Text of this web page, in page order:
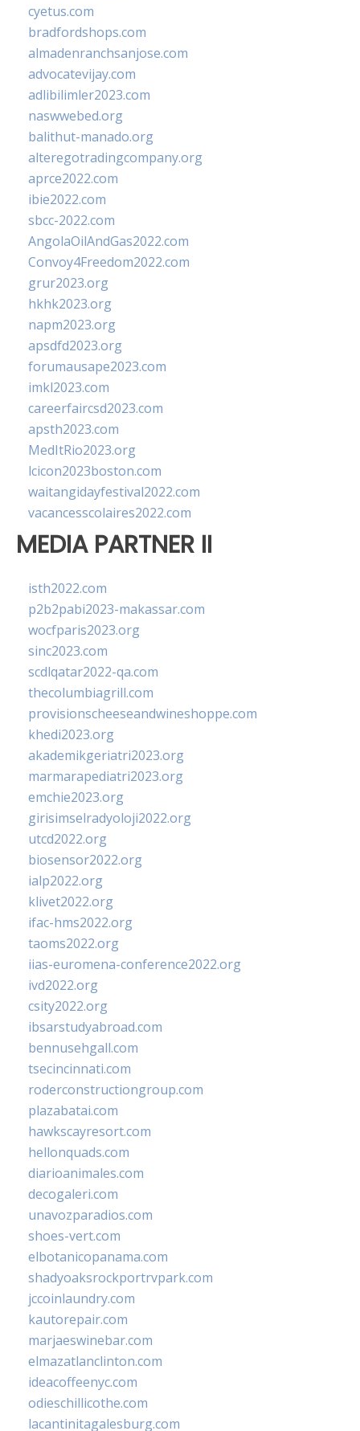
cyetus.com
bradfordshops.com
almadenranchsanjose.com
advocatevijay.com
adlibilimler2023.com
naswwebed.org
balithut-manado.org
alteregotradingcompany.org
aprce2022.com
ibie2022.com
sbcc-2022.com
AngolaOilAndGas2022.com
Convoy4Freedom2022.com
grur2023.org
hkhk2023.org
napm2023.org
apsdfd2023.org
forumausape2023.com
imkl2023.com
careerfaircsd2023.com
apsth2023.com
MedItRio2023.org
lcicon2023boston.com
waitangidayfestival2022.com
vacancesscolaires2022.com
MEDIA PARTNER II
isth2022.com
p2b2pabi2023-makassar.com
wocfparis2023.org
sinc2023.com
scdlqatar2022-qa.com
thecolumbiagrill.com
provisionscheeseandwineshoppe.com
khedi2023.org
akademikgeriatri2023.org
marmarapediatri2023.org
emchie2023.org
girisimselradyoloji2022.org
utcd2022.org
biosensor2022.org
ialp2022.org
klivet2022.org
ifac-hms2022.org
taoms2022.org
iias-euromena-conference2022.org
ivd2022.org
csity2022.org
ibsarstudyabroad.com
bennusehgall.com
tsecincinnati.com
roderconstructiongroup.com
plazabatai.com
hawkscayresort.com
hellonquads.com
diarioanimales.com
decogaleri.com
unavozparadios.com
shoes-vert.com
elbotanicopanama.com
shadyoaksrockportrvpark.com
jccoinlaundry.com
kautorepair.com
marjaeswinebar.com
elmazatlanclinton.com
ideacoffeenyc.com
odieschillicothe.com
lacantinitagalesburg.com